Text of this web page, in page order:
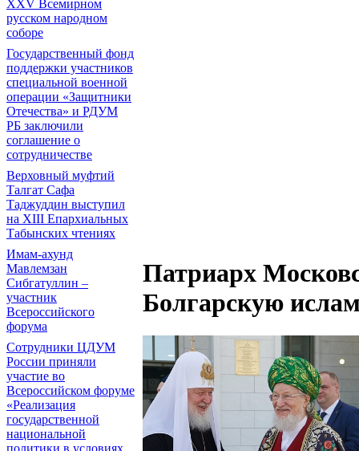
XXV Всемирном
русском народном
соборе
Государственный фонд
поддержки участников
специальной военной
операции «Защитники
Отечества» и РДУМ
РБ заключили
соглашение о
сотрудничестве
Верховный муфтий
Талгат Сафа
Таджуддин выступил
на ХIII Епархиальных
Табынских чтениях
Имам-ахунд
Мавлемзан
Сибгатуллин –
участник
Всероссийского
форума
Сотрудники ЦДУМ
России приняли
участие во
Всероссийском форуме
«Реализация
государственной
национальной
политики в условиях
Патриарх
Болгарскую